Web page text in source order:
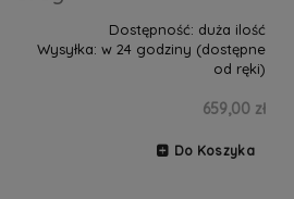
Dostępność: duża ilość
Wysyłka: w 24 godziny (dostępne
od ręki)
659,00 zł
Do Koszyka